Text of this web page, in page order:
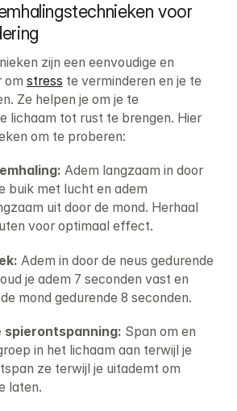
voor
zijn een eenvoudige en
om stress te verminderen en je te
Ze helpen je om je te
lichaam tot rust te brengen. Hier
om te proberen:
Adem langzaam in door
buik met lucht en adem
uit door de mond. Herhaal
voor optimaal effect.
Adem in door de neus gedurende
je adem 7 seconden vast en
mond gedurende 8 seconden.
spierontspanning: Span om en
in het lichaam aan terwijl je
ze terwijl je uitademt om
laten.